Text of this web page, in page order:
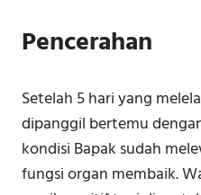
Pencerahan
Setelah 5 hari yang
dipanggil bertemu
kondisi Bapak sudah
fungsi organ membaik.